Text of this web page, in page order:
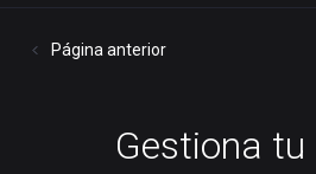
Página anterior
Gestiona tu